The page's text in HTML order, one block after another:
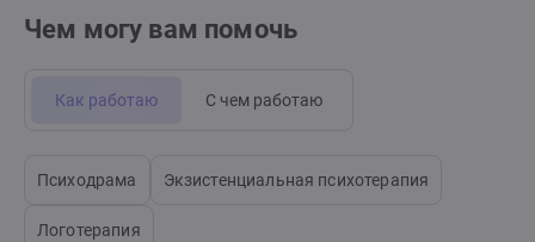
Чем могу вам помочь
Как работаю С чем работаю
Психодрама Экзистенциальная психотерапия
Логотерапия